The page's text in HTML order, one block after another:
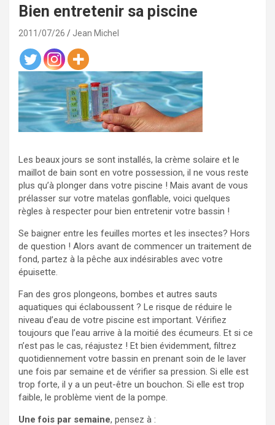
Bien entretenir sa piscine
2011/07/26 Jean Michel
Les beaux jours se sont installés, la crème solaire et le
maillot de bain sont en votre possession, il ne vous reste
plus qu’à plonger dans votre piscine ! Mais avant de vous
prélasser sur votre matelas gonflable, voici quelques
règles à respecter pour bien entretenir votre bassin !
Se baigner entre les feuilles mortes et les insectes? Hors
de question ! Alors avant de commencer un traitement de
fond, partez à la pêche aux indésirables avec votre
épuisette.
Fan des gros plongeons, bombes et autres sauts
aquatiques qui éclaboussent ? Le risque de réduire le
niveau d’eau de votre piscine est important. Vérifiez
toujours que l’eau arrive à la moitié des écumeurs. Et si ce
n’est pas le cas, réajustez ! Et bien évidemment, filtrez
quotidiennement votre bassin en prenant soin de le laver
une fois par semaine et de vérifier sa pression. Si elle est
trop forte, il y a un peut-être un bouchon. Si elle est trop
faible, le problème vient de la pompe.
Une fois par semaine, pensez à :